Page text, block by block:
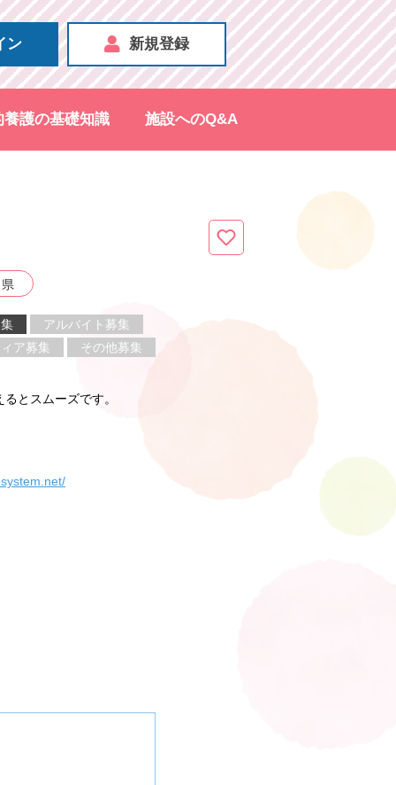
ン 新規登録
養護の基礎知識 施設へのQ&A
アルバイト募集
ア募集
その他募集
るとスムーズです。